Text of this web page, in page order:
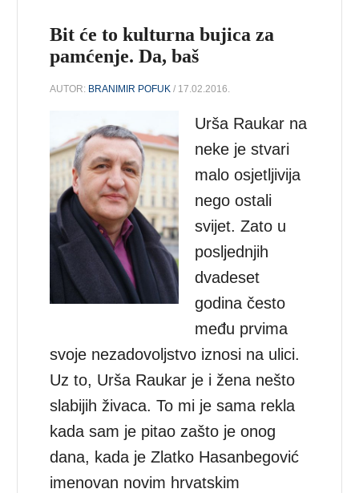
Bit će to kulturna bujica za
pamćenje. Da, baš
AUTOR: BRANIMIR POFUK / 17.02.2016.
Urša Raukar na
neke je stvari
malo osjetljivija
nego ostali
svijet. Zato u
posljednjih
dvadeset
godina često
među prvima
svoje nezadovoljstvo iznosi na ulici.
Uz to, Urša Raukar je i žena nešto
slabijih živaca. To mi je sama rekla
kada sam je pitao zašto je onog
dana, kada je Zlatko Hasanbegović
imenovan novim hrvatskim